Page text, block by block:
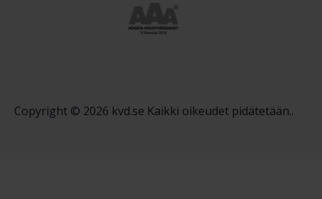
Copyright © 2026 kvd.se Kaikki oikeudet pidätetään..